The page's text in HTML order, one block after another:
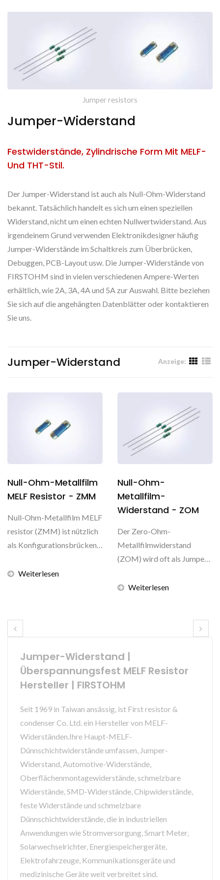
Jumper resistors
Jumper-Widerstand
Festwiderstände, Zylindrische Form Mit MELF-
Und THT-Stil.
Der Jumper-Widerstand ist auch als Null-Ohm-Widerstand
bekannt. Tatsächlich handelt es sich um einen speziellen
Widerstand, nicht um einen echten Nullwertwiderstand. Aus
irgendeinem Grund verwenden Elektronikdesigner häufig
Jumper-Widerstände im Schaltkreis zum Überbrücken,
Debuggen, PCB-Layout usw. Die Jumper-Widerstände von
FIRSTOHM sind in vielen verschiedenen Ampere-Werten
erhältlich, wie 2A, 3A, 4A und 5A zur Auswahl. Bitte beziehen
Sie sich auf die angehängten Datenblätter oder kontaktieren
Sie uns.
Jumper-Widerstand Anzeige:
Null-Ohm-Metallfilm
MELF Resistor - ZMM
Null-Ohm-Metallfilm MELF
resistor (ZMM) ist nützlich
als Konfigurationsbrücken.
Weiterlesen
Null-Ohm-
Metallfilm-
Widerstand - ZOM
Der Zero-Ohm-
Metallfilmwiderstand
(ZOM) wird oft als Jumper-
ist dafür...
Weiterlesen
Jumper-Widerstand |
Überspannungsfest MELF Resistor
Hersteller | FIRSTOHM
Seit 1969 in Taiwan ansässig, ist First resistor &
condenser Co. Ltd. ein Hersteller von MELF-
Widerständen.Ihre Haupt-MELF-
Dünnschichtwiderstände umfassen, Jumper-
Widerstand, Automotive-Widerstände,
Oberflächenmontagewiderstände, schmelzbare
Widerstände, SMD-Widerstände, Chipwiderstände,
feste Widerstände und schmelzbare
Dünnschichtwiderstände, die in industriellen
Anwendungen wie Stromversorgung, Smart Meter,
Solarwechselrichter, Energiespeichergeräte,
Elektrofahrzeuge, Kommunikationsgeräte und
medizinische Geräte weit verbreitet sind.